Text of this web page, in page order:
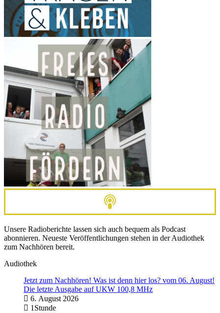
Unsere Radioberichte lassen sich auch bequem als Podcast
abonnieren. Neueste Veröffentlichungen stehen in der Audiothek
zum Nachhören bereit.
Audiothek
Jetzt zum Nachhören! Was ist denn hier los? vom 06. August!
Die letzte Ausgabe auf UKW 100,8 MHz
6. August 2026
1Stunde